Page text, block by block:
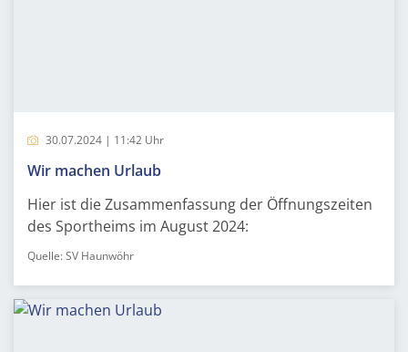
30.07.2024 | 11:42 Uhr
Wir machen Urlaub
Hier ist die Zusammenfassung der Öffnungszeiten
des Sportheims im August 2024:
Quelle: SV Haunwöhr